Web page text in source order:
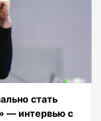
стать
— интервью с